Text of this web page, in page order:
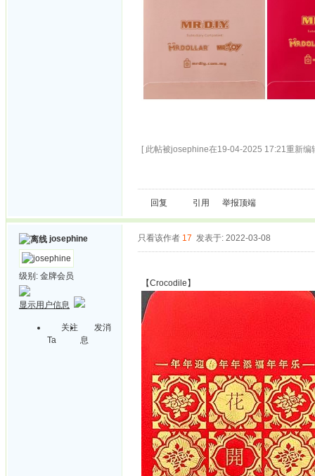
[ 此帖被josephine在19-04-2025 17:21重新编
回复 引用 举报顶端
josephine
级别: 金牌会员
显示用户信息
关注
Ta
发消
息
只看该作者 17 发表于: 2022-03-08
【Crocodile】